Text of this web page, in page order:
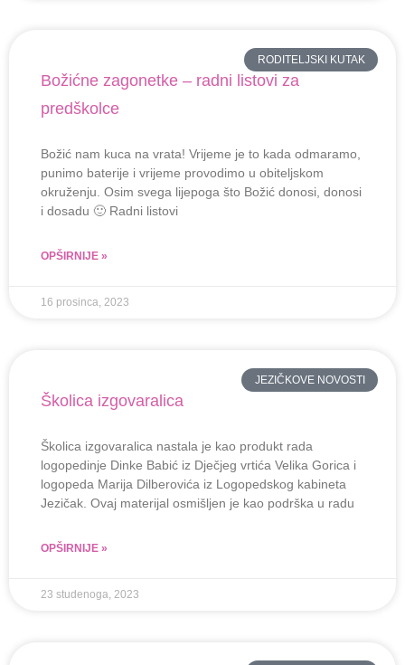
RODITELJSKI KUTAK
Božićne zagonetke – radni listovi za
predškolce
Božić nam kuca na vrata! Vrijeme je to kada odmaramo,
punimo baterije i vrijeme provodimo u obiteljskom
okruženju. Osim svega lijepoga što Božić donosi, donosi
i dosadu 🙂 Radni listovi
OPŠIRNIJE »
16 prosinca, 2023
JEZIČKOVE NOVOSTI
Školica izgovaralica
Školica izgovaralica nastala je kao produkt rada
logopedinje Dinke Babić iz Dječjeg vrtića Velika Gorica i
logopeda Marija Dilberovića iz Logopedskog kabineta
Jezičak. Ovaj materijal osmišljen je kao podrška u radu
OPŠIRNIJE »
23 studenoga, 2023